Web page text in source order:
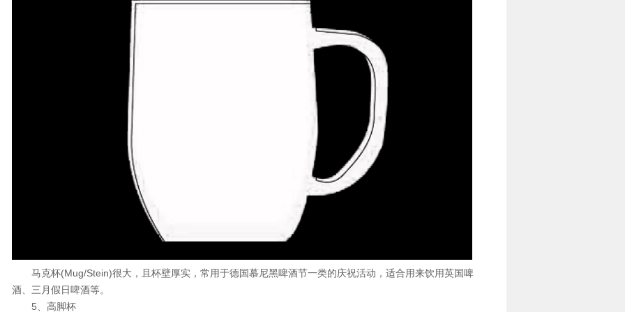
马克杯(Mug/Stein)很大，且杯壁厚实，常用于德国慕尼黑啤酒节一类的庆祝活动，适合用来饮用英国啤
酒、三月假日啤酒等。
5、高脚杯